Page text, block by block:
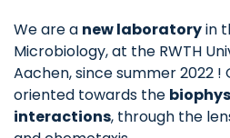
We are a new laboratoryin
Microbiology, at the RWTH
Aachen, since summer 2022 !
oriented towards the
interactions, through the